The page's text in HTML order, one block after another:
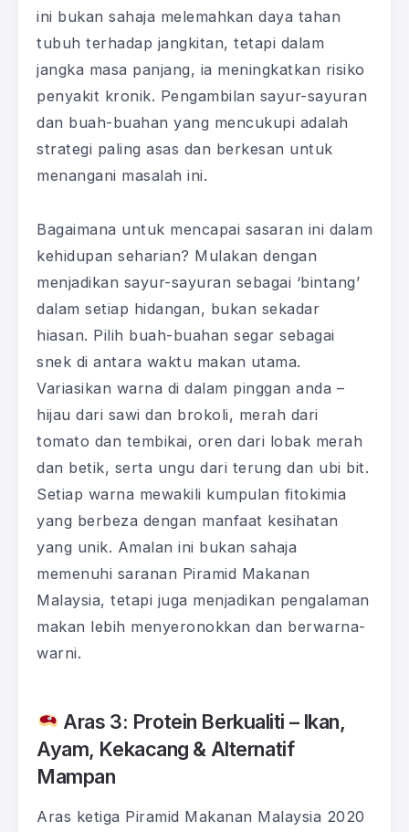
ini bukan sahaja melemahkan daya tahan
tubuh terhadap jangkitan, tetapi dalam
jangka masa panjang, ia meningkatkan risiko
penyakit kronik. Pengambilan sayur-sayuran
dan buah-buahan yang mencukupi adalah
strategi paling asas dan berkesan untuk
menangani masalah ini.
Bagaimana untuk mencapai sasaran ini dalam
kehidupan seharian? Mulakan dengan
menjadikan sayur-sayuran sebagai ‘bintang’
dalam setiap hidangan, bukan sekadar
hiasan. Pilih buah-buahan segar sebagai
snek di antara waktu makan utama.
Variasikan warna di dalam pinggan anda –
hijau dari sawi dan brokoli, merah dari
tomato dan tembikai, oren dari lobak merah
dan betik, serta ungu dari terung dan ubi bit.
Setiap warna mewakili kumpulan fitokimia
yang berbeza dengan manfaat kesihatan
yang unik. Amalan ini bukan sahaja
memenuhi saranan Piramid Makanan
Malaysia, tetapi juga menjadikan pengalaman
makan lebih menyeronokkan dan berwarna-
warni.
Aras 3: Protein Berkualiti – Ikan,
Ayam, Kekacang & Alternatif
Mampan
Aras ketiga Piramid Makanan Malaysia 2020